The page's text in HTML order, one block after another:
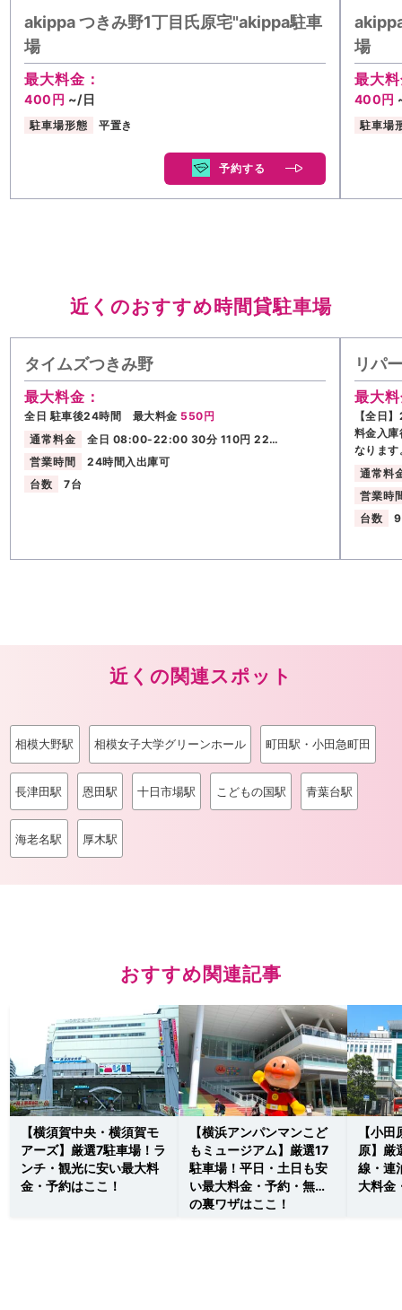
akippa つきみ野1丁目氏原宅"akippa駐車
場
最大料金：
400円 ~/日
駐車場形態 平置き
予約する
場
最大
400円
駐車場
近くのおすすめ時間貸駐車場
タイムズつきみ野
最大料金：
全日 駐車後24時間 最大料金 550円
通常料金
全日 08:00-22:00 30分 110円 22…
営業時間
24時間入出庫可
台数
7台
リパ
最大
【全日
料金入
なります
通常料
営業時
台数
近くの関連スポット
相模大野駅 相模女子大学グリーンホール 町田駅・小田急町田
長津田駅 恩田駅 十日市場駅 こどもの国駅 青葉台駅
海老名駅 厚木駅
おすすめ関連記事
【横須賀中央・横須賀モ
アーズ】厳選7駐車場！ラ
ンチ・観光に安い最大料
金・予約はここ！
【横浜アンパンマンこど
もミュージアム】厳選17
駐車場！平日・土日も安
い最大料金・予約・無料
の裏ワザはここ！
【小
原】厳
線・連
大料金